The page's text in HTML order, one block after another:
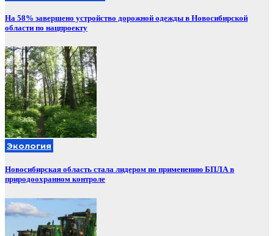
На 58% завершено устройство дорожной одежды в Новосибирской
области по нацпроекту
Экология
Новосибирская область стала лидером по применению БПЛА в
природоохранном контроле